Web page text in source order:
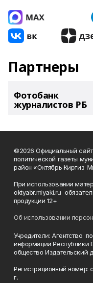
Партнеры
Фотобанк
журналистов РБ
©2026 Официальный
политической газеты
район «Октябрь Киргиз-
При использовании
oktyabr.miyaki.ru
продукции 12+
Об использовании
Учредители: Агентство
информации Республики
общество Издательский
Регистрационный номер:
г.